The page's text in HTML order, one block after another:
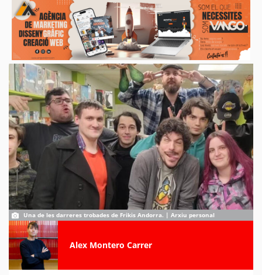
Una de les darreres trobades de Frikis Andorra. | Arxiu personal
Alex Montero Carrer